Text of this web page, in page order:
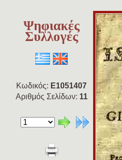
Ψηφιακές
Συλλογές
Κωδικός: E1051407
Αριθμός Σελίδων: 11